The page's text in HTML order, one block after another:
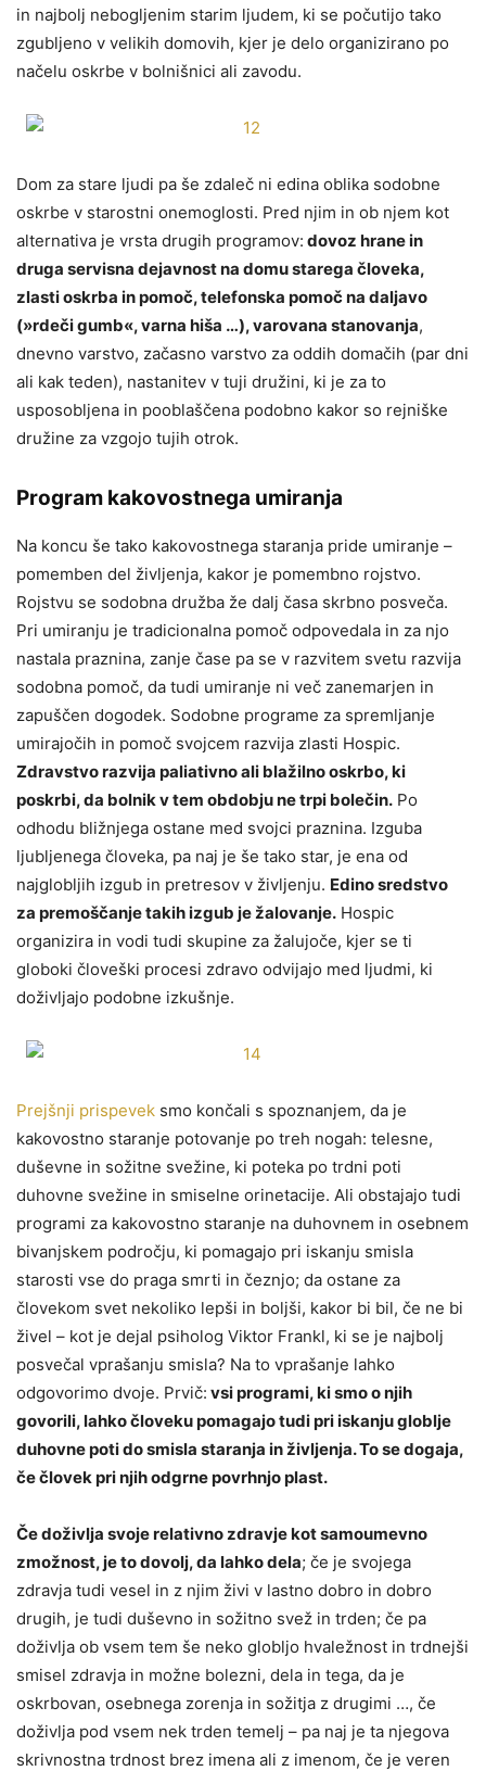
in najbolj nebogljenim starim ljudem, ki se počutijo tako
zgubljeno v velikih domovih, kjer je delo organizirano po
načelu oskrbe v bolnišnici ali zavodu.
Dom za stare ljudi pa še zdaleč ni edina oblika sodobne
oskrbe v starostni onemoglosti. Pred njim in ob njem kot
alternativa je vrsta drugih programov: dovoz hrane in
druga servisna dejavnost na domu starega človeka,
zlasti oskrba in pomoč, telefonska pomoč na daljavo
(»rdeči gumb«, varna hiša …), varovana stanovanja,
dnevno varstvo, začasno varstvo za oddih domačih (par dni
ali kak teden), nastanitev v tuji družini, ki je za to
usposobljena in pooblaščena podobno kakor so rejniške
družine za vzgojo tujih otrok.
Program kakovostnega umiranja
Na koncu še tako kakovostnega staranja pride umiranje –
pomemben del življenja, kakor je pomembno rojstvo.
Rojstvu se sodobna družba že dalj časa skrbno posveča.
Pri umiranju je tradicionalna pomoč odpovedala in za njo
nastala praznina, zanje čase pa se v razvitem svetu razvija
sodobna pomoč, da tudi umiranje ni več zanemarjen in
zapuščen dogodek. Sodobne programe za spremljanje
umirajočih in pomoč svojcem razvija zlasti Hospic.
Zdravstvo razvija paliativno ali blažilno oskrbo, ki
poskrbi, da bolnik v tem obdobju ne trpi bolečin. Po
odhodu bližnjega ostane med svojci praznina. Izguba
ljubljenega človeka, pa naj je še tako star, je ena od
najglobljih izgub in pretresov v življenju. Edino sredstvo
za premoščanje takih izgub je žalovanje. Hospic
organizira in vodi tudi skupine za žalujoče, kjer se ti
globoki človeški procesi zdravo odvijajo med ljudmi, ki
doživljajo podobne izkušnje.
Prejšnji prispevek smo končali s spoznanjem, da je
kakovostno staranje potovanje po treh nogah: telesne,
duševne in sožitne svežine, ki poteka po trdni poti
duhovne svežine in smiselne orinetacije. Ali obstajajo tudi
programi za kakovostno staranje na duhovnem in osebnem
bivanjskem področju, ki pomagajo pri iskanju smisla
starosti vse do praga smrti in čeznjo; da ostane za
človekom svet nekoliko lepši in boljši, kakor bi bil, če ne bi
živel – kot je dejal psiholog Viktor Frankl, ki se je najbolj
posvečal vprašanju smisla? Na to vprašanje lahko
odgovorimo dvoje. Prvič: vsi programi, ki smo o njih
govorili, lahko človeku pomagajo tudi pri iskanju globlje
duhovne poti do smisla staranja in življenja. To se dogaja,
če človek pri njih odgrne povrhnjo plast.
Če doživlja svoje relativno zdravje kot samoumevno
zmožnost, je to dovolj, da lahko dela; če je svojega
zdravja tudi vesel in z njim živi v lastno dobro in dobro
drugih, je tudi duševno in sožitno svež in trden; če pa
doživlja ob vsem tem še neko globljo hvaležnost in trdnejši
smisel zdravja in možne bolezni, dela in tega, da je
oskrbovan, osebnega zorenja in sožitja z drugimi …, če
doživlja pod vsem nek trden temelj – pa naj je ta njegova
skrivnostna trdnost brez imena ali z imenom, če je veren